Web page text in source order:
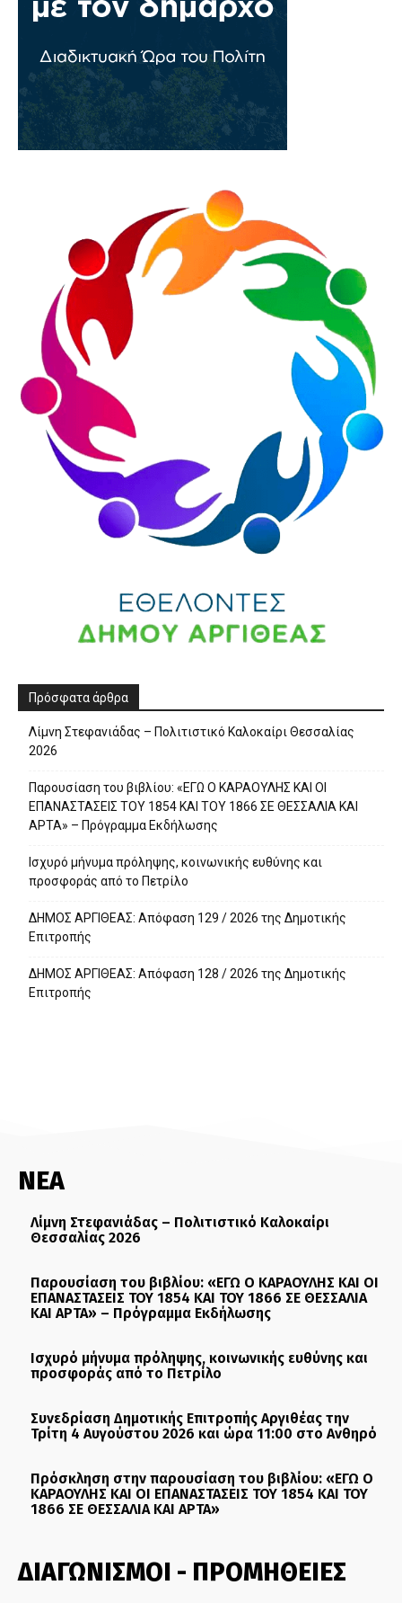
Πρόσφατα άρθρα
Λίμνη Στεφανιάδας – Πολιτιστικό Καλοκαίρι Θεσσαλίας
2026
Παρουσίαση του βιβλίου: «ΕΓΩ Ο ΚΑΡΑΟΥΛΗΣ ΚΑΙ ΟΙ
ΕΠΑΝΑΣΤΑΣΕΙΣ ΤΟΥ 1854 ΚΑΙ ΤΟΥ 1866 ΣΕ ΘΕΣΣΑΛΙΑ ΚΑΙ
ΑΡΤΑ» – Πρόγραμμα Εκδήλωσης
Ισχυρό μήνυμα πρόληψης, κοινωνικής ευθύνης και
προσφοράς από το Πετρίλο
ΔΗΜΟΣ ΑΡΓΙΘΕΑΣ: Απόφαση 129 / 2026 της Δημοτικής
Επιτροπής
ΔΗΜΟΣ ΑΡΓΙΘΕΑΣ: Απόφαση 128 / 2026 της Δημοτικής
Επιτροπής
ΝΕΑ
Λίμνη Στεφανιάδας – Πολιτιστικό Καλοκαίρι
Θεσσαλίας 2026
Παρουσίαση του βιβλίου: «ΕΓΩ Ο ΚΑΡΑΟΥΛΗΣ ΚΑΙ ΟΙ
ΕΠΑΝΑΣΤΑΣΕΙΣ ΤΟΥ 1854 ΚΑΙ ΤΟΥ 1866 ΣΕ ΘΕΣΣΑΛΙΑ
ΚΑΙ ΑΡΤΑ» – Πρόγραμμα Εκδήλωσης
Ισχυρό μήνυμα πρόληψης, κοινωνικής ευθύνης και
προσφοράς από το Πετρίλο
Συνεδρίαση Δημοτικής Επιτροπής Αργιθέας την
Τρίτη 4 Αυγούστου 2026 και ώρα 11:00 στο Ανθηρό
Πρόσκληση στην παρουσίαση του βιβλίου: «ΕΓΩ Ο
ΚΑΡΑΟΥΛΗΣ ΚΑΙ ΟΙ ΕΠΑΝΑΣΤΑΣΕΙΣ ΤΟΥ 1854 ΚΑΙ ΤΟΥ
1866 ΣΕ ΘΕΣΣΑΛΙΑ ΚΑΙ ΑΡΤΑ»
ΔΙΑΓΩΝΙΣΜΟΙ - ΠΡΟΜΗΘΕΙΕΣ